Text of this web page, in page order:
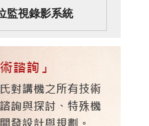
監視錄影系統